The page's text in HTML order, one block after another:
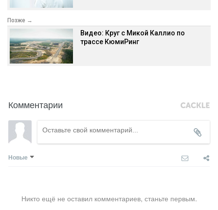
Позже →
Видео: Круг с Микой Каллио по
трассе КюмиРинг
Комментарии
Новые
Никто ещё не оставил комментариев, станьте первым.